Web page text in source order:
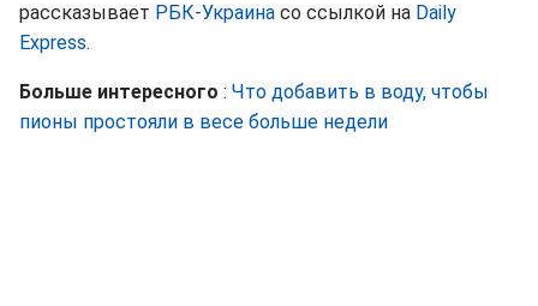
рассказывает РБК-Украина со ссылкой на Daily
Express.
Больше интересного : Что добавить в воду, чтобы
пионы простояли в весе больше недели